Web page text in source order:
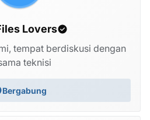
Lovers
tempat berdiskusi dengan
teknisi
Bergabung